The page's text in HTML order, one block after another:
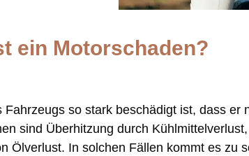
ein Motorschaden?
so stark beschädigt ist, dass er
sind Überhitzung durch
Ölverlust. In solchen Fällen kommt es zu